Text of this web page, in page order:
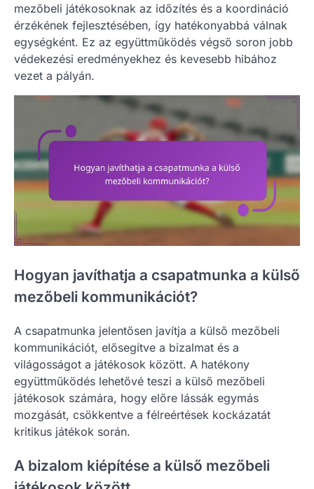
mezőbeli játékosoknak az időzítés és a koordináció
érzékének fejlesztésében, így hatékonyabbá válnak
egységként. Ez az együttműködés végső soron jobb
védekezési eredményekhez és kevesebb hibához
vezet a pályán.
Hogyan javíthatja a csapatmunka a külső
mezőbeli kommunikációt?
A csapatmunka jelentősen javítja a külső mezőbeli
kommunikációt, elősegítve a bizalmat és a
világosságot a játékosok között. A hatékony
együttműködés lehetővé teszi a külső mezőbeli
játékosok számára, hogy előre lássák egymás
mozgását, csökkentve a félreértések kockázatát
kritikus játékok során.
A bizalom kiépítése a külső mezőbeli